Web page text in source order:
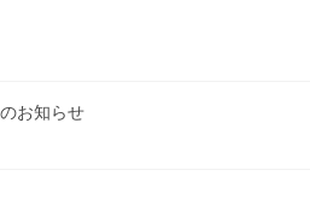
お知らせ